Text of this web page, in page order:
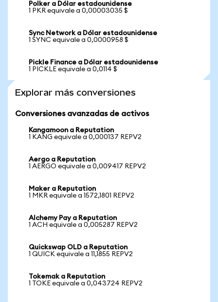
Polker a Dólar estadounidense
1 PKR equivale a 0,00003035 $
Sync Network a Dólar estadounidense
1 SYNC equivale a 0,0000958 $
Pickle Finance a Dólar estadounidense
1 PICKLE equivale a 0,0114 $
Explorar más conversiones
Conversiones avanzadas de activos
Kangamoon a Reputation
1 KANG equivale a 0,000137 REPV2
Aergo a Reputation
1 AERGO equivale a 0,009417 REPV2
Maker a Reputation
1 MKR equivale a 1572,1801 REPV2
Alchemy Pay a Reputation
1 ACH equivale a 0,005287 REPV2
Quickswap OLD a Reputation
1 QUICK equivale a 11,1855 REPV2
Tokemak a Reputation
1 TOKE equivale a 0,043724 REPV2